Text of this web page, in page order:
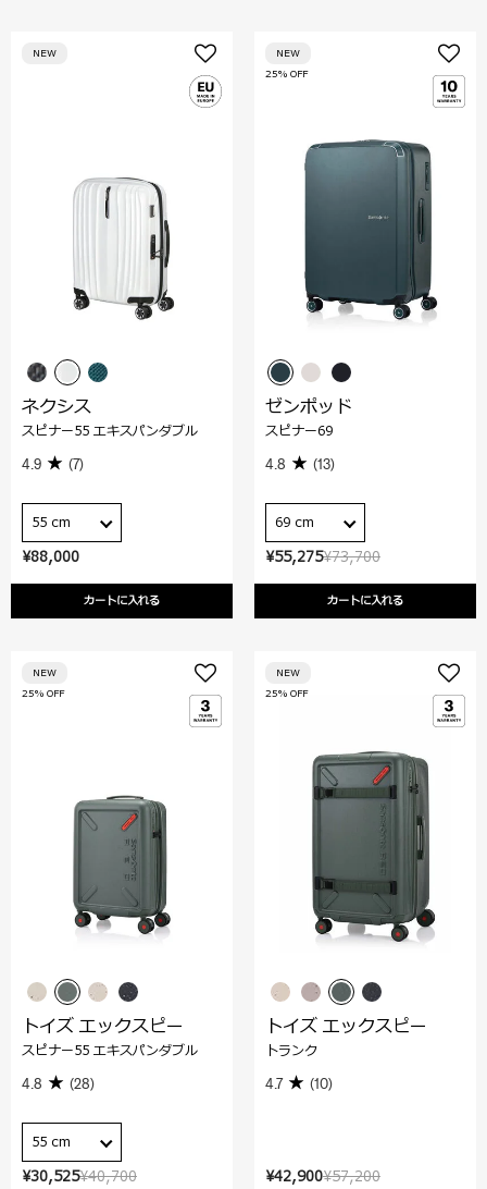
¥88,000
カートに入れる
NEW
ネクシス
スピナー55 エキスパンダブル
4.9 (7)
55 cm
¥73,700
¥55,275
カートに入れる
25% OFF
NEW
ゼンポッド
スピナー69
4.8 (13)
69 cm
¥40,700
¥30,525
25% OFF
NEW
トイズ エックスピー
スピナー55 エキスパンダブル
4.8 (28)
55 cm
¥57,200
¥42,900
25% OFF
NEW
トイズ エックスピー
トランク
4.7 (10)